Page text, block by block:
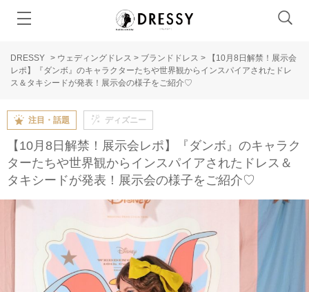
DRESSY > ウェディングドレス > ブランドドレス >
【10月8日解禁！展示会
レポ】『ダンボ』のキャラクターたちや世界観からインスパイアされたドレ
ス＆タキシードが発表！展示会の様子をご紹介♡
注目・話題 ディズニー
【10月8日解禁！展示会レポ】『ダンボ』のキャラク
ターたちや世界観からインスパイアされたドレス＆
タキシードが発表！展示会の様子をご紹介♡